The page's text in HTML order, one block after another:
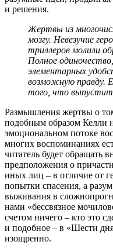
и решения.
Жертвы из
мозгу. Невезучие
триллеров молили
Полное
элементарных
возможную правду.
того, что
Размышления жертвы о
подобным образом Келли
эмоциональном потоке
многих воспоминаниях
читатель будет обращать
предположения о
иных лиц – в отличие от
попытки спасения, а
выживания в
нами «бессвязное
счетом ничего – кто это
и подобное – в «Шести
изощренно.